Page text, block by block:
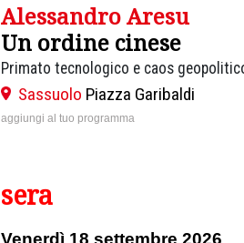
Alessandro Aresu
Un ordine cinese
Primato tecnologico e caos
Sassuolo Piazza Garibaldi
aggiungi al tuo programma
sera
Venerdì 18 settembre 2026